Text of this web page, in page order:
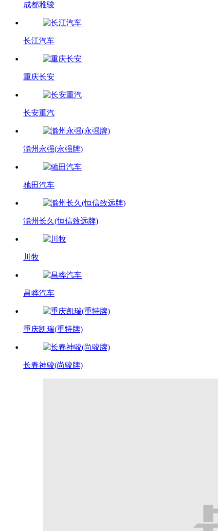
成都雅骏
长江汽车
重庆长安
长安重汽
滁州永强(永强牌)
驰田汽车
滁州长久(恒信致远牌)
川牧
昌骅汽车
重庆凯瑞(重特牌)
长春神骏(尚骏牌)